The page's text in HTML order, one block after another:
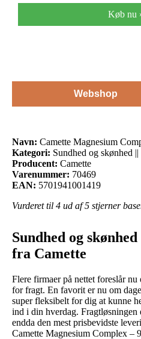
Køb nu
Webshop
Navn: Camette Magnesium
Kategori: Sundhed og skønhed
Producent: Camette
Varenummer: 70469
EAN: 5701941001419
Vurderet til 4 ud af 5 stjerner
Sundhed og
fra Camette
Flere firmaer på nettet foreslår
for fragt. En favorit er nu om
super fleksibelt for dig at kunne
ind i din hverdag. Fragtløsningen
endda den mest prisbevidste
Camette Magnesium Complex –